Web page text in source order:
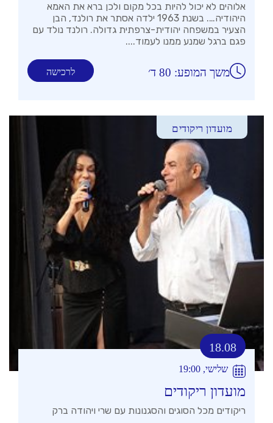
אלוהים לא יכול להיות בכל מקום ולכן ברא את האמא
היהודיה…. בשנת 1963 ילדה אסתר את רולנד, הבן
הצעיר במשפחה יהודית-צרפתית גדולה. רולנד נולד עם
פגם ברגל שמנע ממנו לעמוד....
לרכישה משך המופע: 80 ד׳
מועדון ריקודים
18.08
שלישי, 19:00
מועדון ריקודים
ריקודים מכל הסוגים והסגנונות עם שרי ויהודה ברק